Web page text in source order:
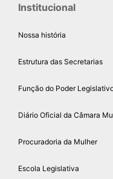
Institucional
Nossa história
Estrutura das Secretarias
Função do Poder
Diário Oficial da Câmara
Procuradoria da Mulher
Escola Legislativa